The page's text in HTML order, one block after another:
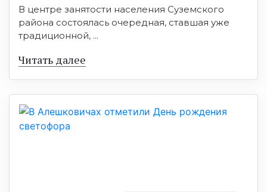
В центре занятости населения Суземского
района состоялась очередная, ставшая уже
традиционной, ...
Читать далее